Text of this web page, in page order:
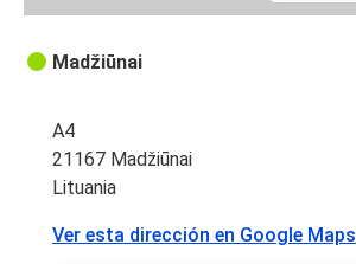
Madžiūnai
A4
21167 Madžiūnai
Lituania
Ver esta dirección en Google Maps